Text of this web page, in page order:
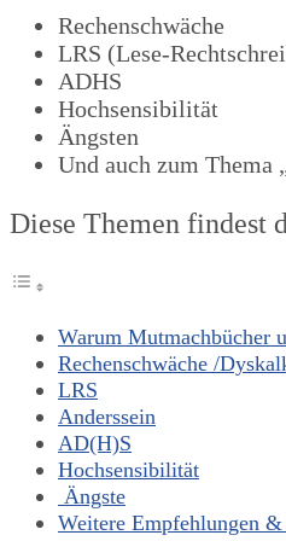
Rechenschwäche
LRS (Lese-
ADHS
Hochsensibilität
Ängsten
Und auch zum Thema
Diese Themen findest
Warum Mutmachbücher
Rechenschwäche /
LRS
Anderssein
AD(H)S
Hochsensibilität
Ängste
Weitere Empfehlungen